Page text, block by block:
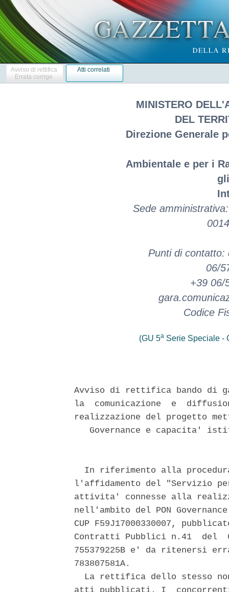
Avviso di rettifica
Errata corrige
Atti correlati
MINISTERO
DEL
Direzione Generale
Ambientale e per i
Sede
Punti di contatto:
06/
+39 06/
Codice
(GU 5a Serie Speciale -
Avviso di rettifica bando di
la  comunicazione  e
realizzazione del progetto
Governance e capacita'
In riferimento alla
l'affidamento del "Servizio
attivita' connesse alla
nell'ambito del PON
CUP F59J17000330007,
Contratti Pubblici n.41  del
755379225B e' da ritenersi
783807581A.
La rettifica dello stesso